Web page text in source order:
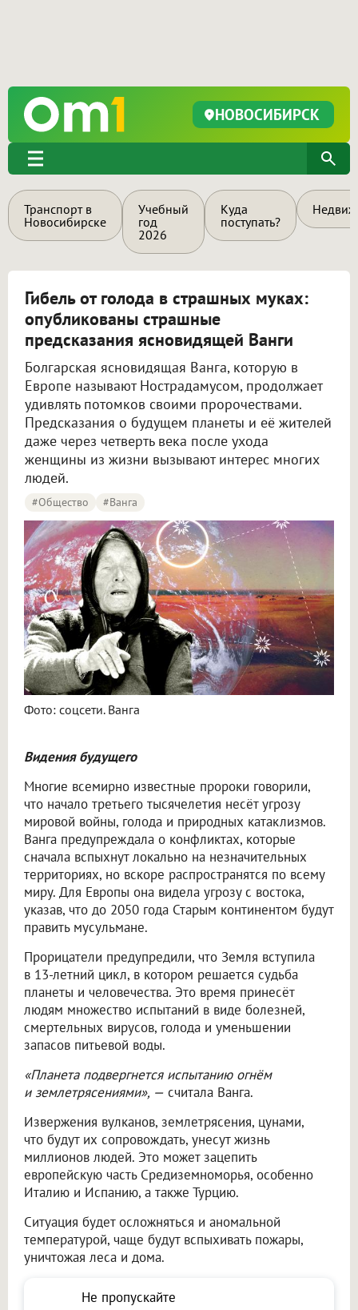
НОВОСИБИРСК
Транспорт в
Новосибирске
Учебный
год
2026
Куда
поступать?
Гибель от голода в страшных муках:
опубликованы страшные
предсказания ясновидящей Ванги
Болгарская ясновидящая Ванга, которую в
Европе называют Нострадамусом, продолжает
удивлять потомков своими пророчествами.
Предсказания о будущем планеты и её жителей
даже через четверть века после ухода
женщины из жизни вызывают интерес многих
людей.
#Общество #Ванга
Фото: соцсети. Ванга
Видения будущего
Многие всемирно известные пророки говорили,
что начало третьего тысячелетия несёт угрозу
мировой войны, голода и природных катаклизмов.
Ванга предупреждала о конфликтах, которые
сначала вспыхнут локально на незначительных
территориях, но вскоре распространятся по всему
миру. Для Европы она видела угрозу с востока,
указав, что до 2050 года Старым континентом будут
править мусульмане.
Прорицатели предупредили, что Земля вступила
в 13-летний цикл, в котором решается судьба
планеты и человечества. Это время принесёт
людям множество испытаний в виде болезней,
смертельных вирусов, голода и уменьшении
запасов питьевой воды.
«Планета подвергнется испытанию огнём
и землетрясениями», — считала Ванга.
Извержения вулканов, землетрясения, цунами,
что будут их сопровождать, унесут жизнь
миллионов людей. Это может зацепить
европейскую часть Средиземноморья, особенно
Италию и Испанию, а также Турцию.
Ситуация будет осложняться и аномальной
температурой, чаще будут вспыхивать пожары,
уничтожая леса и дома.
Не пропускайте